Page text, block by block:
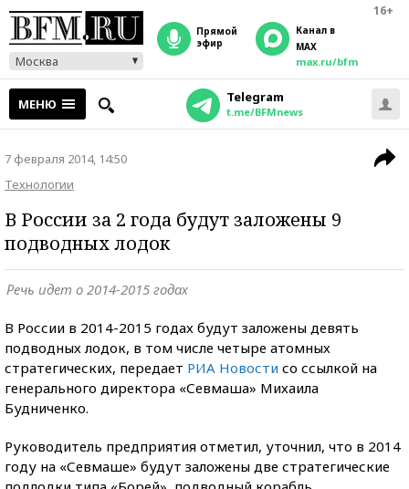
16+
Москва
прямой
эфир
Канал в
MAX
max.ru/bfm
МЕНЮ Telegram
t.me/BFMnews
7 февраля 2014, 14:50
Технологии
В России за 2 года будут заложены 9
подводных лодок
Речь идет о 2014-2015 годах
В России в 2014-2015 годах будут заложены девять
подводных лодок, в том числе четыре атомных
стратегических, передает РИА Новости со ссылкой на
генерального директора «Севмаша» Михаила
Будниченко.
Руководитель предприятия отметил, уточнил, что в 2014
году на «Севмаше» будут заложены две стратегические